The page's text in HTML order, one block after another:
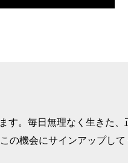
す。毎日無理なく生きた
の機会にサインアップして